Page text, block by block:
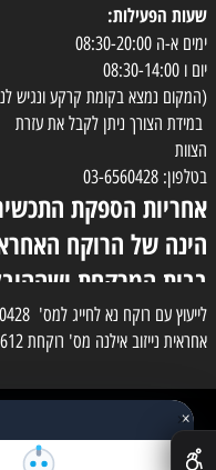
שעות הפעילות:
ימים א-ה 08:30-20:00
יום ו 08:30-14:00
(המקום נמצא בקומת קרקע ונגיש
במידת הצורך ניתן לקבל את עזרת
הצוות
בטלפון: 03-6560428
אחריות הספקת
הינה של הרוקח
בבית המרקחת
בפועל תעשה בעזרת
השליח
אחראית נייזוב אילנה מס' רוקחת 3-86612 medipharmeoffice@gmail.com
✕×